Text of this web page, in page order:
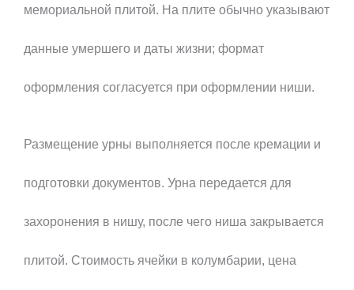
мемориальной плитой. На плите обычно указывают
данные умершего и даты жизни; формат
оформления согласуется при оформлении ниши.
Размещение урны выполняется после кремации и
подготовки документов. Урна передается для
захоронения в нишу, после чего ниша закрывается
плитой. Стоимость ячейки в колумбарии, цена